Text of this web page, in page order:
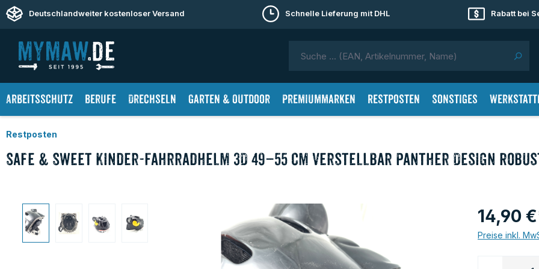
Zur Hauptnavigation springen
Deutschlandweiter kostenloser Versand Schnelle Lieferung mit DHL Rabatt bei
Arbeitsschutz Berufe Drechseln Garten & Outdoor Premiummarken Restposten Sonstiges
Restposten
Safe & Sweet Kinder-Fahrradhelm 3D 49–55 cm Verstellbar Panther Design
Bildergalerie überspringen 14,90
Preise inkl.